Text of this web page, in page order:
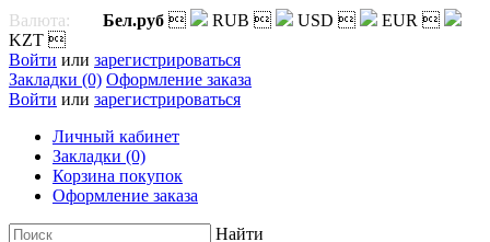
Валюта: Бел.руб  RUB  USD  EUR 
KZT 
Войти или зарегистрироваться
Закладки (0) Оформление заказа
Войти или зарегистрироваться
Личный кабинет
Закладки (0)
Корзина покупок
Оформление заказа
Найти